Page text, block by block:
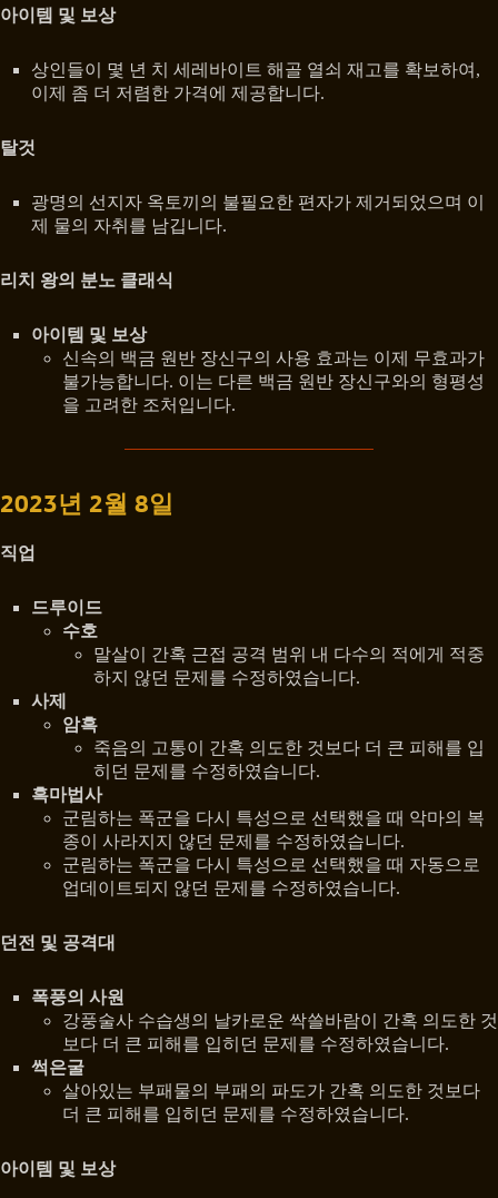
아이템 및 보상
상인들이 몇 년 치 세레바이트 해골 열쇠 재고를 확보하여,
이제 좀 더 저렴한 가격에 제공합니다.
탈것
광명의 선지자 옥토끼의 불필요한 편자가 제거되었으며 이
제 물의 자취를 남깁니다.
리치 왕의 분노 클래식
아이템 및 보상
신속의 백금 원반 장신구의 사용 효과는 이제 무효과가
불가능합니다. 이는 다른 백금 원반 장신구와의 형평성
을 고려한 조처입니다.
2023년 2월 8일
직업
드루이드
수호
말살이 간혹 근접 공격 범위 내 다수의 적에게 적중
하지 않던 문제를 수정하였습니다.
사제
암흑
죽음의 고통이 간혹 의도한 것보다 더 큰 피해를 입
히던 문제를 수정하였습니다.
흑마법사
군림하는 폭군을 다시 특성으로 선택했을 때 악마의 복
종이 사라지지 않던 문제를 수정하였습니다.
군림하는 폭군을 다시 특성으로 선택했을 때 자동으로
업데이트되지 않던 문제를 수정하였습니다.
던전 및 공격대
폭풍의 사원
강풍술사 수습생의 날카로운 싹쓸바람이 간혹 의도한 것
보다 더 큰 피해를 입히던 문제를 수정하였습니다.
썩은굴
살아있는 부패물의 부패의 파도가 간혹 의도한 것보다
더 큰 피해를 입히던 문제를 수정하였습니다.
아이템 및 보상